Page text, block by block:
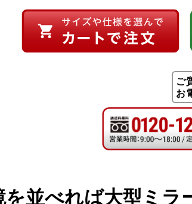
ご
お
を並べれば大型ミラ